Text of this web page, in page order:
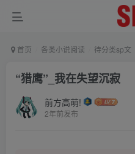
首页 各类小说阅读 待分类sp文
“猎鹰”_我在失望沉寂
前方高萌!
2年前发布